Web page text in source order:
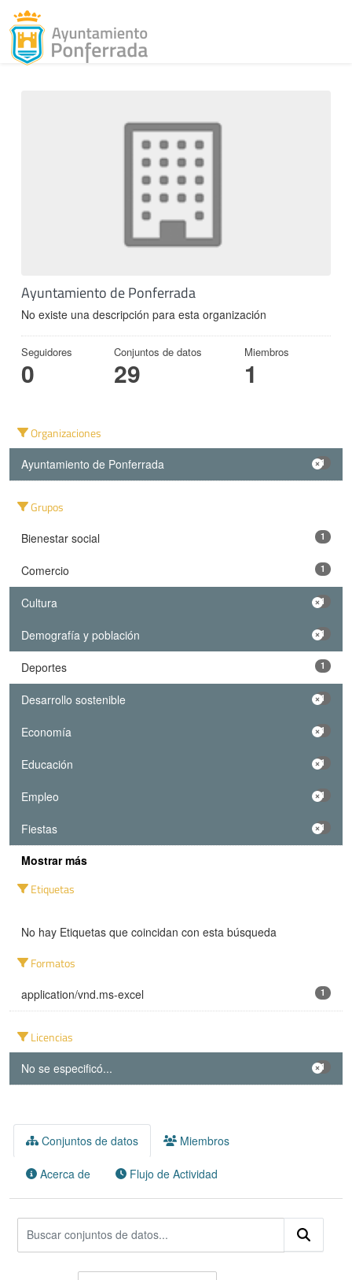
Ayuntamiento de Ponferrada
No existe una descripción para esta organización
Seguidores
0
Conjuntos de datos
29
Miembros
1
Organizaciones
Ayuntamiento de Ponferrada 1
Grupos
Bienestar social 1
Comercio 1
Cultura 1
Demografía y población 1
Deportes 1
Desarrollo sostenible 1
Economía 1
Educación 1
Empleo 1
Fiestas 1
Mostrar más
Etiquetas
No hay Etiquetas que coincidan con esta búsqueda
Formatos
application/vnd.ms-excel 1
Licencias
No se especificó... 1
Conjuntos de datos Miembros
Acerca de Flujo de Actividad